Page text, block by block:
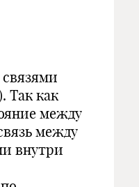
Так как
между
между
внутри